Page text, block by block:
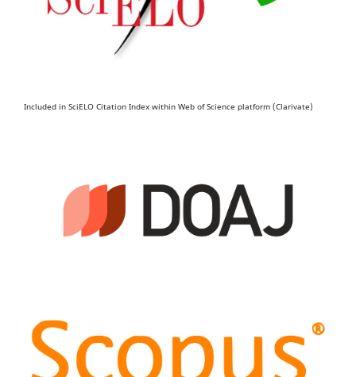
Included in SciELO Citation Index within Web of Science platform (Clarivate)